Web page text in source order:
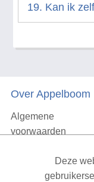
19. Kan ik
Over Appelboom
Algemene
voorwaarden
Vacatures
Deze